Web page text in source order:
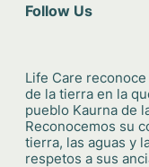
Follow Us
Life Care
de la tierra en la
pueblo Kaurna de
Reconocemos su
tierra, las aguas y
respetos a sus